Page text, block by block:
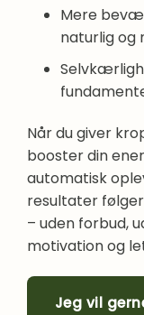
Mere
naturlig og
Når du giver
booster din
automatisk
resultater
– uden forbud,
motivation og
Jeg vil